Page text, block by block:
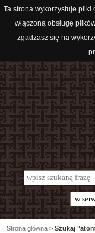
Ta strona wykorzystuje
włączoną obsługę
zgadzasz się na
Strona główna > Szukaj